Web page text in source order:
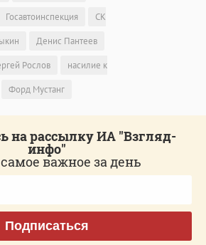
Госавтоинспекция
СК
Денис Пантеев
Рослов
насилие к
Форд Мустанг
на рассылку ИА "Взгляд-
инфо"
важное за день
Подписаться